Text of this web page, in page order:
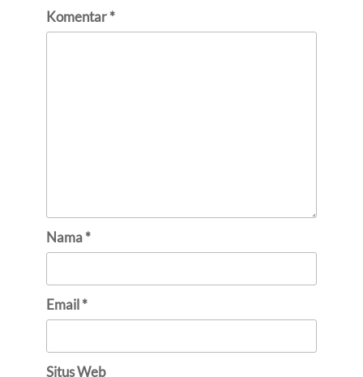
Komentar*
Nama*
Email*
Situs Web